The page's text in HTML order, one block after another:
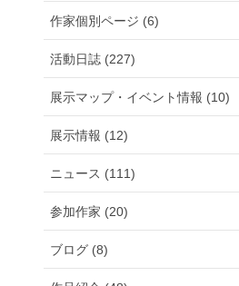
作家個別ページ (6)
活動日誌 (227)
展示マップ・イベント情報 (10)
展示情報 (12)
ニュース (111)
参加作家 (20)
ブログ (8)